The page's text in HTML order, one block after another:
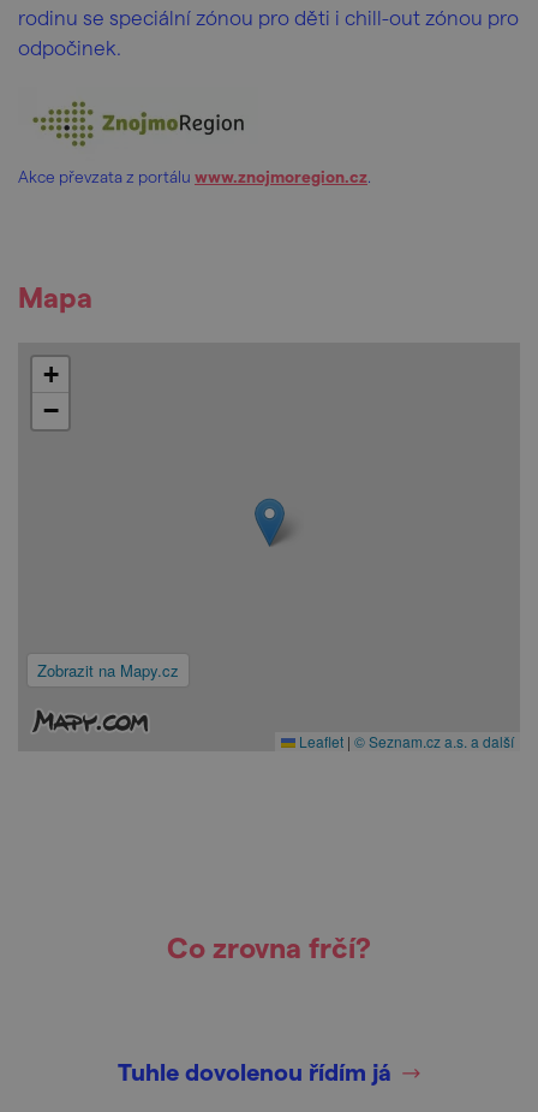
rodinu se speciální zónou pro děti i chill-out zónou pro
odpočinek.
Akce převzata z portálu www.znojmoregion.cz
Mapa
Zobrazit na Mapy.cz
+
−
Leaflet | © Seznam.cz a.s. a další
Co zrovna frčí?
Tuhle dovolenou řídím já